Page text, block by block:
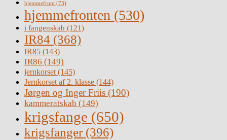
hjemmefront (73)
hjemmefronten (530)
i fangenskab (121)
IR84 (368)
IR85 (143)
IR86 (149)
jernkorset(145)
Jernkorset af 2. klasse (144)
Jørgen og Inger Friis (190)
kammeratskab (149)
krigsfange (650)
krigsfanger (396)